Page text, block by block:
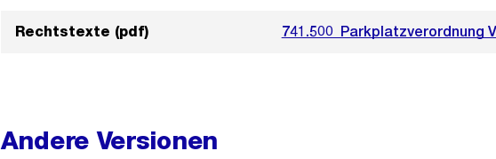
Rechtstexte (pdf) 741.500_Parkplatzverordnung
Andere Versionen